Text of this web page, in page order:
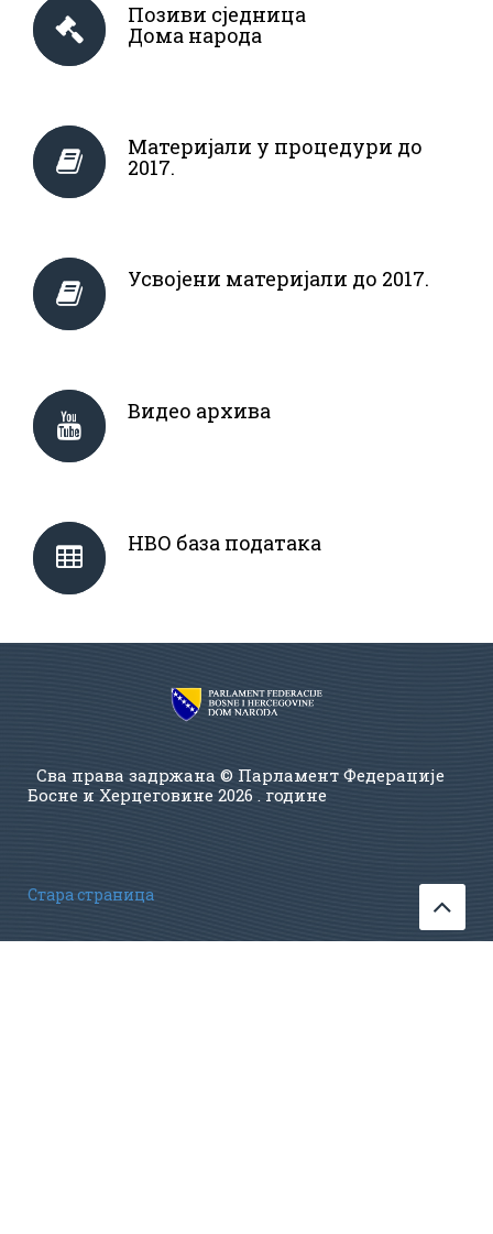
Позиви сједница
Дома народа
Материјали у процедури до
2017.
Усвојени материјали до 2017.
Видео архива
НВО база података
Сва права задржана © Парламент Федерације
Босне и Херцеговине 2026 . године
Стара страница